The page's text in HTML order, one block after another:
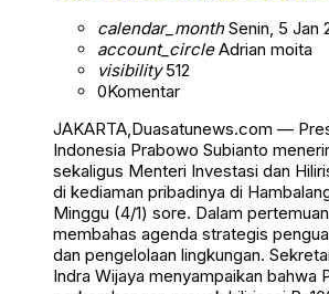
calendar_monthSenin, 5 Jan
account_circleAdrian moita
visibility512
0Komentar
JAKARTA,Duasatunews.com —
Indonesia Prabowo Subianto
sekaligus Menteri Investasi dan
di kediaman pribadinya di
Minggu (4/1) sore. Dalam
membahas agenda strategis
dan pengelolaan lingkungan.
Indra Wijaya menyampaikan bahwa